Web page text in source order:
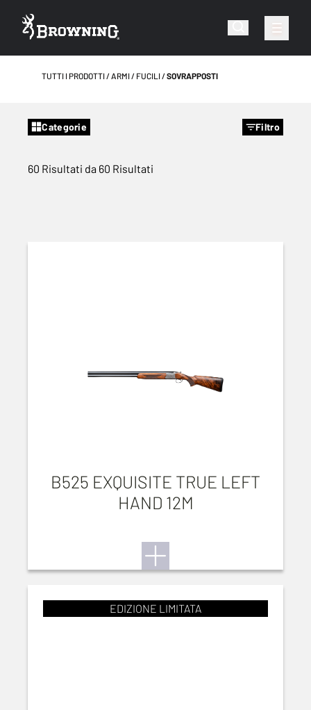
TUTTI I PRODOTTI ARMI FUCILI SOVRAPPOSTI
Categorie Filtro
60 Risultati da 60 Risultati
B525 EXQUISITE TRUE LEFT
HAND 12M
EDIZIONE LIMITATA